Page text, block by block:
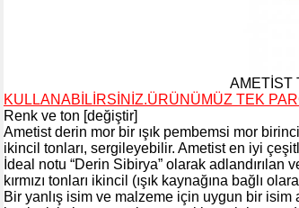
AMETİST
KULLANABİLİRSİNİZ.ÜRÜNÜMÜZ TEK
Renk ve ton [değiştir]
Ametist derin mor bir ışık pembemsi mor
ikincil tonları, sergileyebilir. Ametist en iyi
İdeal notu “Derin Sibirya” olarak adlandırılan
kırmızı tonları ikincil (ışık kaynağına bağlı
Bir yanlış isim ve malzeme için uygun bir